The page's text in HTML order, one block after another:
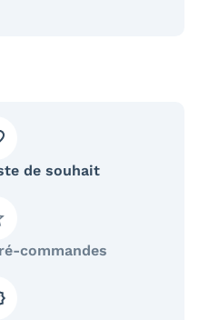
de souhait
commandes